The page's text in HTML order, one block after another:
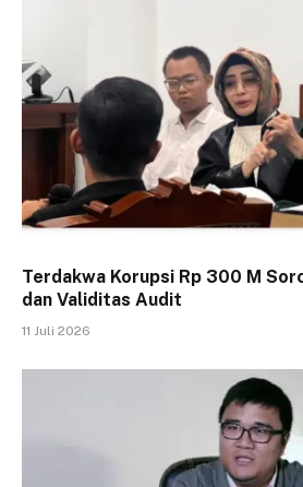
Terdakwa Korupsi Rp 300 M
dan Validitas Audit
11 Juli 2026